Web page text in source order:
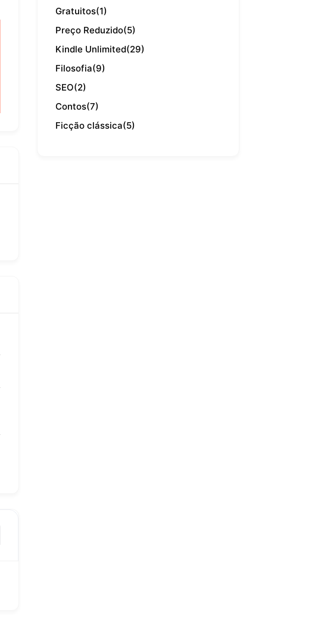
Gratuitos(1)
Preço Reduzido(5)
Kindle Unlimited(29)
Filosofia(9)
SEO(2)
Contos(7)
Ficção clássica(5)